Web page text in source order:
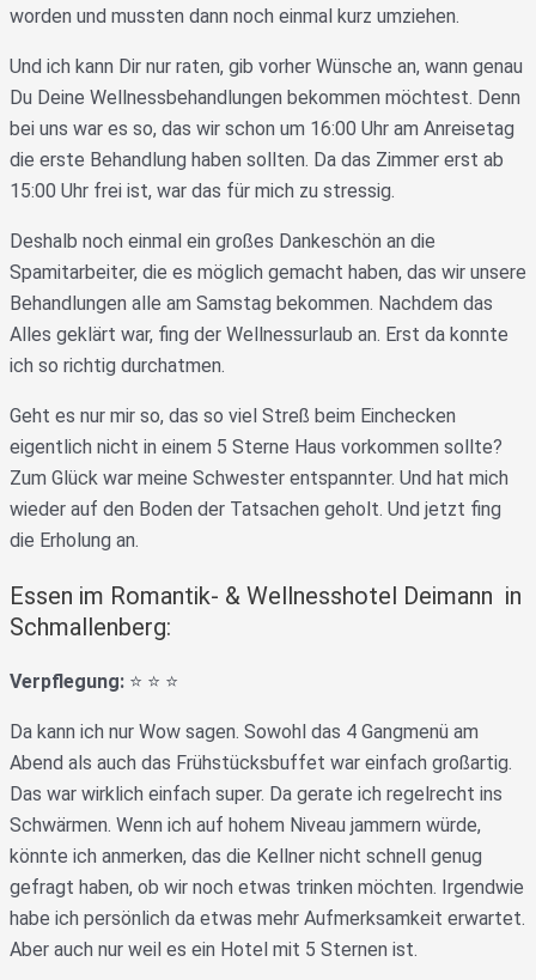
worden und mussten dann noch einmal kurz umziehen.
Und ich kann Dir nur raten, gib vorher Wünsche an, wann genau
Du Deine Wellnessbehandlungen bekommen möchtest. Denn
bei uns war es so, das wir schon um 16:00 Uhr am Anreisetag
die erste Behandlung haben sollten. Da das Zimmer erst ab
15:00 Uhr frei ist, war das für mich zu stressig.
Deshalb noch einmal ein großes Dankeschön an die
Spamitarbeiter, die es möglich gemacht haben, das wir unsere
Behandlungen alle am Samstag bekommen. Nachdem das
Alles geklärt war, fing der Wellnessurlaub an. Erst da konnte
ich so richtig durchatmen.
Geht es nur mir so, das so viel Streß beim Einchecken
eigentlich nicht in einem 5 Sterne Haus vorkommen sollte?
Zum Glück war meine Schwester entspannter. Und hat mich
wieder auf den Boden der Tatsachen geholt. Und jetzt fing
die Erholung an.
Essen im Romantik- & Wellnesshotel Deimann in
Schmallenberg:
Verpflegung: ⭐️ ⭐️ ⭐️
Da kann ich nur Wow sagen. Sowohl das 4 Gangmenü am
Abend als auch das Frühstücksbuffet war einfach großartig.
Das war wirklich einfach super. Da gerate ich regelrecht ins
Schwärmen. Wenn ich auf hohem Niveau jammern würde,
könnte ich anmerken, das die Kellner nicht schnell genug
gefragt haben, ob wir noch etwas trinken möchten. Irgendwie
habe ich persönlich da etwas mehr Aufmerksamkeit erwartet.
Aber auch nur weil es ein Hotel mit 5 Sternen ist.